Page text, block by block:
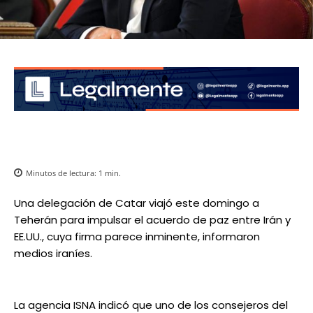
Minutos de lectura: 1 min.
Una delegación de Catar viajó este domingo a
Teherán para impulsar el acuerdo de paz entre Irán y
EE.UU., cuya firma parece inminente, informaron
medios iraníes.
La agencia ISNA indicó que uno de los consejeros del